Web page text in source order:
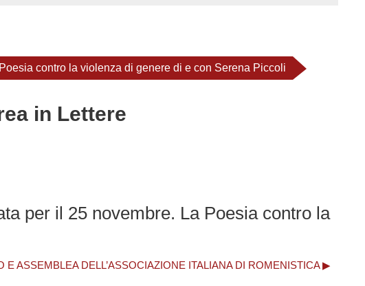
contro la violenza di genere di e con Serena Piccoli
in Lettere
per il 25 novembre. La Poesia contro la
E ASSEMBLEA DELL’ASSOCIAZIONE ITALIANA DI ROMENISTICA ▶︎